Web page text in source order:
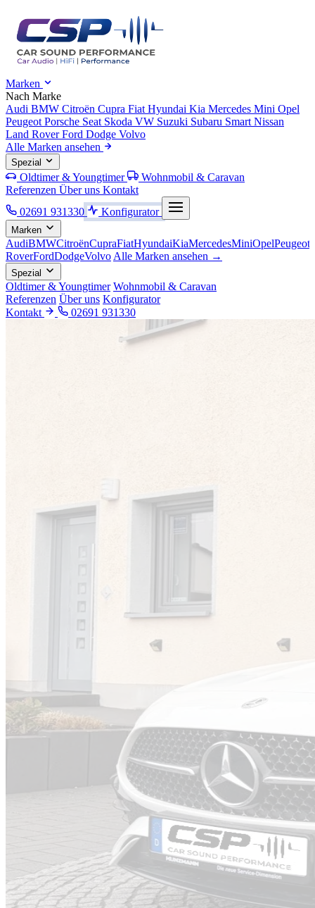
Marken
Nach Marke
Audi BMW Citroën Cupra Fiat Hyundai Kia Mercedes Mini Opel
Peugeot Porsche Seat Skoda VW Suzuki Subaru Smart Nissan
Land RoverFord Dodge Volvo
Alle Marken ansehen
Spezial
Oldtimer & Youngtimer
Wohnmobil & Caravan
Referenzen Über uns Kontakt
02691 931330
Konfigurator
Marken
AudiBMWCitroënCupraFiatHyundaiKiaMercedesMiniOpelPeugeot
RoverFordDodgeVolvo Alle Marken ansehen →
Spezial
Oldtimer & Youngtimer Wohnmobil & Caravan
Referenzen Über uns Konfigurator
Kontakt
02691 931330